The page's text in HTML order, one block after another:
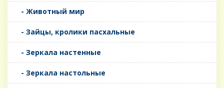
- Животный мир
- Зайцы, кролики пасхальные
- Зеркала настенные
- Зеркала настольные